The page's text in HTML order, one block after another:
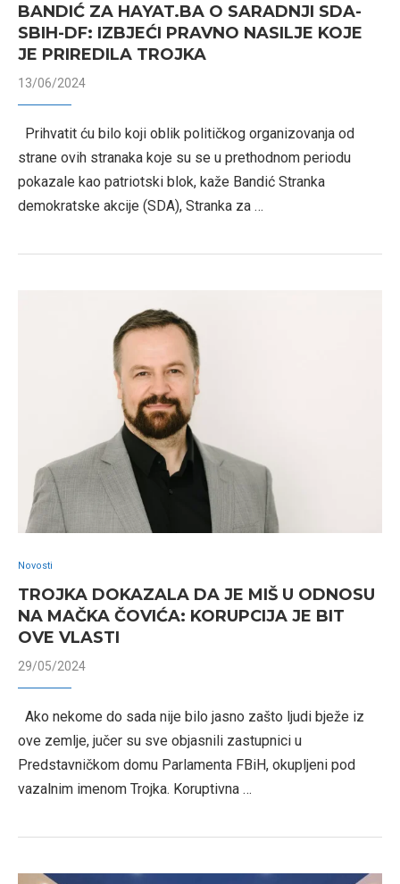
BANDIĆ ZA HAYAT.BA O SARADNJI SDA-
SBIH-DF: IZBJEĆI PRAVNO NASILJE KOJE
JE PRIREDILA TROJKA
13/06/2024
Prihvatit ću bilo koji oblik političkog organizovanja od
strane ovih stranaka koje su se u prethodnom periodu
pokazale kao patriotski blok, kaže Bandić Stranka
demokratske akcije (SDA), Stranka za …
Novosti
TROJKA DOKAZALA DA JE MIŠ U ODNOSU
NA MAČKA ČOVIĆA: KORUPCIJA JE BIT
OVE VLASTI
29/05/2024
Ako nekome do sada nije bilo jasno zašto ljudi bježe iz
ove zemlje, jučer su sve objasnili zastupnici u
Predstavničkom domu Parlamenta FBiH, okupljeni pod
vazalnim imenom Trojka. Koruptivna …